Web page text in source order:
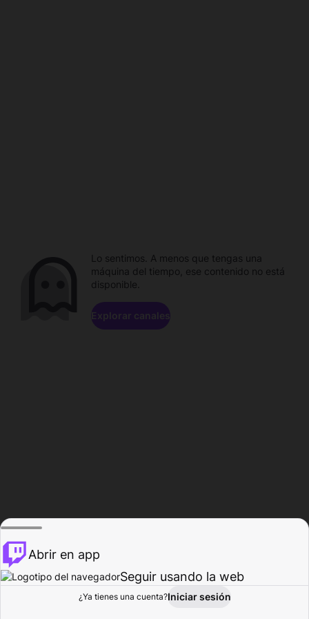
Explorar Actividad
Lo sentimos. A menos que tengas una
máquina del tiempo, ese contenido no está
disponible.
Explorar canales
Abrir en app
Seguir usando la web
¿Ya tienes una cuenta?Iniciar sesión